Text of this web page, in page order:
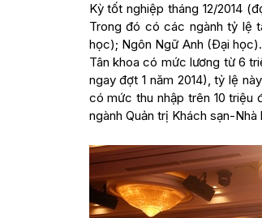
Kỳ tốt nghiệp tháng 12/2014
Trong đó có các ngành tỷ lệ
học); Ngôn Ngữ Anh (Ðại
Tân khoa có mức lương từ 6
ngay đợt 1 năm 2014), tỷ lệ
có mức thu nhập trên 10 triệu
ngành Quản trị Khách sạn-Nhà